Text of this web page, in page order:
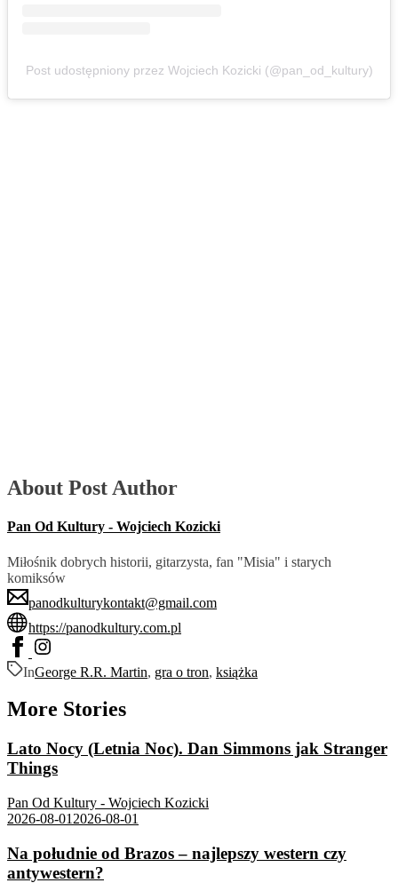
Post udostępniony przez Wojciech Kozicki (@pan_od_kultury)
About Post Author
Pan Od Kultury - Wojciech Kozicki
Miłośnik dobrych historii, gitarzysta, fan "Misia" i starych
komiksów
panodkulturykontakt@gmail.com
https://panodkultury.com.pl
InGeorge R.R. Martin, gra o tron, książka
More Stories
Lato Nocy (Letnia Noc). Dan Simmons jak Stranger
Things
Pan Od Kultury - Wojciech Kozicki
2026-08-01 2026-08-01
Na południe od Brazos – najlepszy western czy
antywestern?